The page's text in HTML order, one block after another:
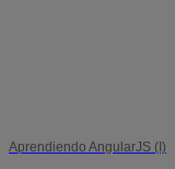
Aprendiendo AngularJS (I)